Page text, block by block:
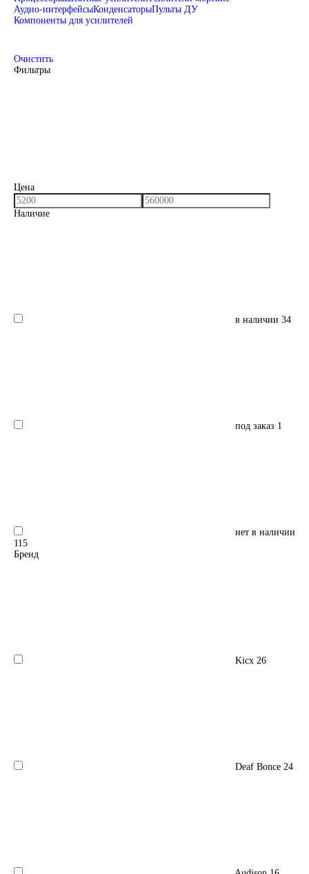
Аудио-интерфейсыКонденсаторыПульты ДУ
Компоненты для усилителей
Очистить
Фильтры
Цена
Наличие
в наличии 34
под заказ 1
нет в наличии
115
Бренд
Kicx 26
Deaf Bonce 24